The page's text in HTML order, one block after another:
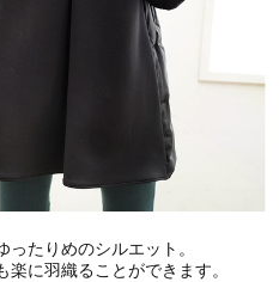
たりめのシルエット。
に羽織ることができます。